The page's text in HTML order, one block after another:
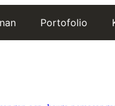
Portofolio